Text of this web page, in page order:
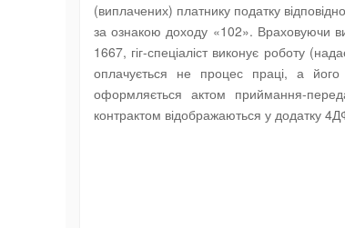
(виплачених) платнику податку
за ознакою доходу «102». Враховуючи
1667, гіг-спеціаліст виконує роботу
оплачується не процес праці, а його
оформляється актом приймання-
контрактом відображаються у додатку